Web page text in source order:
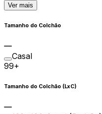
Ver mais
Tamanho do Colchão
Casal
99+
Tamanho do Colchão (LxC)